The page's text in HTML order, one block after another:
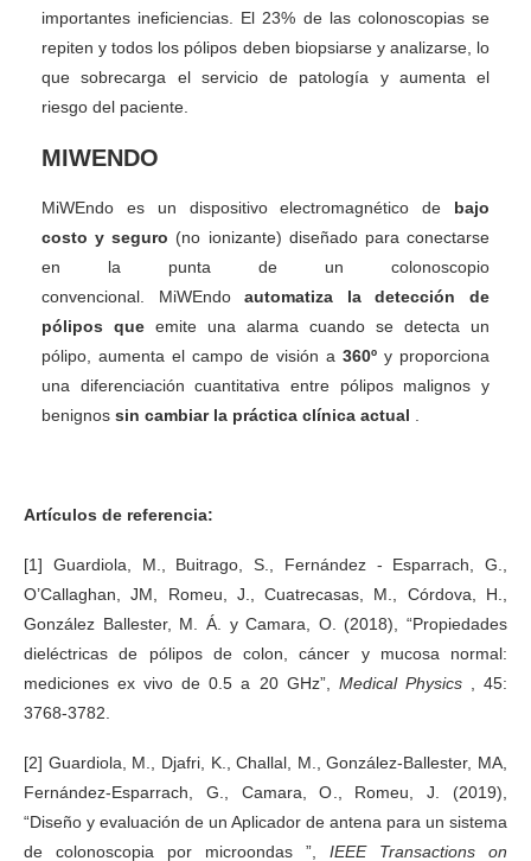
importantes ineficiencias. El 23% de las colonoscopias se
repiten y todos los pólipos deben biopsiarse y analizarse, lo
que sobrecarga el servicio de patología y aumenta el
riesgo del paciente.
MIWENDO
MiWEndo es un dispositivo electromagnético de bajo
costo y seguro (no ionizante) diseñado para conectarse
en la punta de un colonoscopio
convencional. MiWEndoautomatiza la detección de
pólipos que emite una alarma cuando se detecta un
pólipo, aumenta el campo de visión a 360º y proporciona
una diferenciación cuantitativa entre pólipos malignos y
benignos sin cambiar la práctica clínica actual
Artículos de referencia:
[1] Guardiola, M., Buitrago, S., Fernández ‐ Esparrach, G.,
O’Callaghan, JM, Romeu, J., Cuatrecasas, M., Córdova, H.,
González Ballester, M. Á. y Camara, O. (2018), “Propiedades
dieléctricas de pólipos de colon, cáncer y mucosa normal:
mediciones ex vivo de 0.5 a 20 GHz”, Medical Physics, 45:
3768-3782.
[2] Guardiola, M., Djafri, K., Challal, M., González-Ballester, MA,
Fernández-Esparrach, G., Camara, O., Romeu, J. (2019),
“Diseño y evaluación de un Aplicador de antena para un sistema
de colonoscopia por microondas ”, IEEE Transactions on